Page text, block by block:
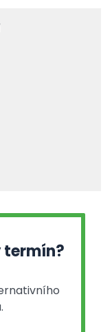
termín?